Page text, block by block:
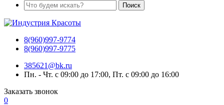
8(960)997-9774
8(960)997-9775
385621@bk.ru
Пн. - Чт. с 09:00 до 17:00, Пт. с 09:00 до 16:00
Заказать звонок
0